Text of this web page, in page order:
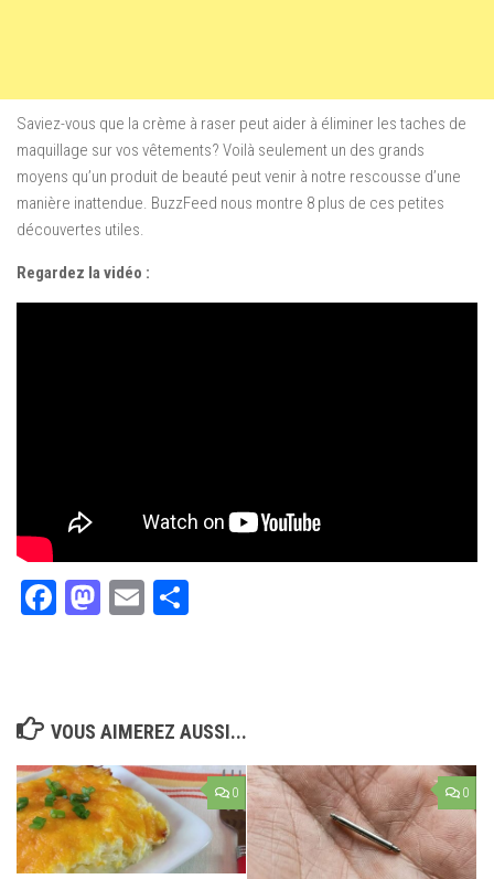
Saviez-vous que la crème à raser peut aider à éliminer les taches de
maquillage sur vos vêtements? Voilà seulement un des grands
moyens qu’un produit de beauté peut venir à notre rescousse d’une
manière inattendue. BuzzFeed nous montre 8 plus de ces petites
découvertes utiles.
Regardez la vidéo :
Facebook
Mastodon
Email
VOUS AIMEREZ AUSSI...
0 0